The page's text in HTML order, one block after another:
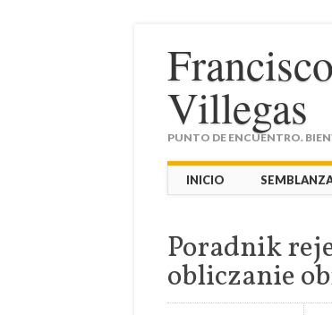
Villegas
PUNTO DE ENCUENTRO.
Main menu
Skip
to
INICIO
Poradnik
obliczanie